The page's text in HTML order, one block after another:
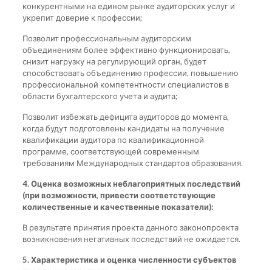
конкурентными на едином рынке аудиторских услуг и
укрепит доверие к профессии;
Позволит профессиональным аудиторским
объединениям более эффективно функционировать,
снизит нагрузку на регулирующий орган, будет
способствовать объединению профессии, повышению
профессиональной компетентности специалистов в
области бухгалтерского учета и аудита;
Позволит избежать дефицита аудиторов до момента,
когда будут подготовлены кандидаты на получение
квалификации аудитора по квалификационной
программе, соответствующей современным
требованиям Международных стандартов образования.
4. Оценка возможных неблагоприятных последствий
(при возможности, привести соответствующие
количественные и качественные показатели):
В результате принятия проекта данного законопроекта
возникновения негативных последствий не ожидается.
5. Характеристика и оценка численности субъектов